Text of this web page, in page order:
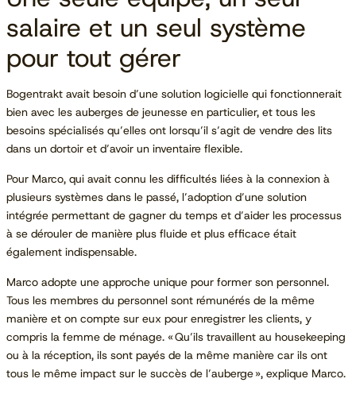
salaire et un seul système
pour tout gérer
Bogentrakt avait besoin d’une solution logicielle qui fonctionnerait
bien avec les auberges de jeunesse en particulier, et tous les
besoins spécialisés qu’elles ont lorsqu’il s’agit de vendre des lits
dans un dortoir et d’avoir un inventaire flexible.
Pour Marco, qui avait connu les difficultés liées à la connexion à
plusieurs systèmes dans le passé, l’adoption d’une solution
intégrée permettant de gagner du temps et d’aider les processus
à se dérouler de manière plus fluide et plus efficace était
également indispensable.
Marco adopte une approche unique pour former son personnel.
Tous les membres du personnel sont rémunérés de la même
manière et on compte sur eux pour enregistrer les clients, y
compris la femme de ménage. « Qu’ils travaillent au housekeeping
ou à la réception, ils sont payés de la même manière car ils ont
tous le même impact sur le succès de l’auberge », explique Marco.